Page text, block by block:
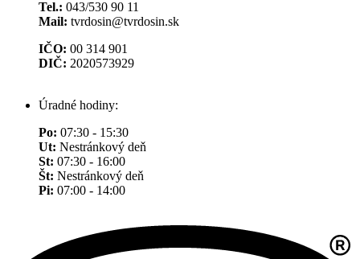
Tel.: 043/530 90 11
Mail: tvrdosin@tvrdosin.sk
IČO: 00 314 901
DIČ: 2020573929
Úradné hodiny:
Po: 07:30 - 15:30
Ut: Nestránkový deň
St: 07:30 - 16:00
Št: Nestránkový deň
Pi: 07:00 - 14:00